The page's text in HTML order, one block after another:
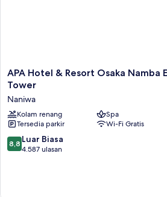
APA
Hotel
Resort
Osaka
Namba
Ekimae
Tower
APA Hotel & Resort Osaka Namba
Tower
Naniwa
Kolam renang
Spa
Tersedia parkir
Wi-Fi Gratis
8.8
dari
8,8 Luar Biasa
4.587 ulasan